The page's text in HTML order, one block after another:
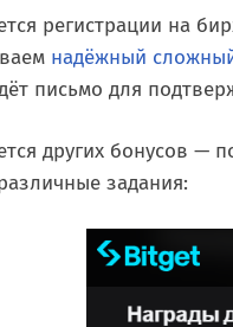
регистрации на
надёжный
письмо для
других бонусов —
задания: